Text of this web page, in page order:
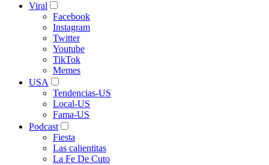
Viral
Facebook
Instagram
Twitter
Youtube
TikTok
Memes
USA
Tendencias-US
Local-US
Fama-US
Podcast
Fiesta
Las calientitas
La Fe De Cuto